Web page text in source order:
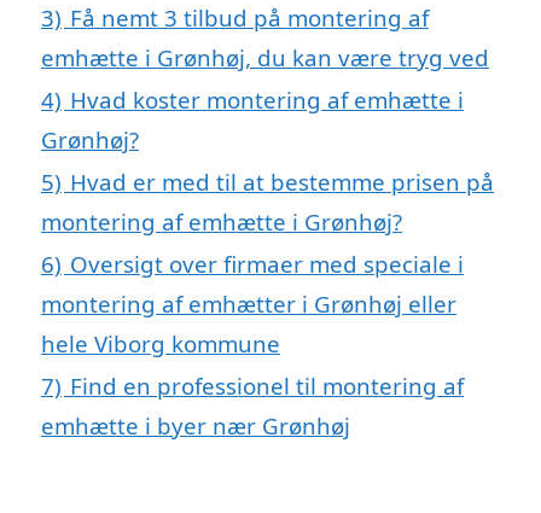
3) Få nemt 3 tilbud på montering af
emhætte i Grønhøj, du kan være tryg ved
4) Hvad koster montering af emhætte i
Grønhøj?
5) Hvad er med til at bestemme prisen på
montering af emhætte i Grønhøj?
6) Oversigt over firmaer med speciale i
montering af emhætter i Grønhøj eller
hele Viborg kommune
7) Find en professionel til montering af
emhætte i byer nær Grønhøj